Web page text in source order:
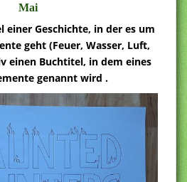
Mai
einer Geschichte, in der es um
geht (Feuer, Wasser, Luft,
einen Buchtitel, in dem eines
genannt wird .